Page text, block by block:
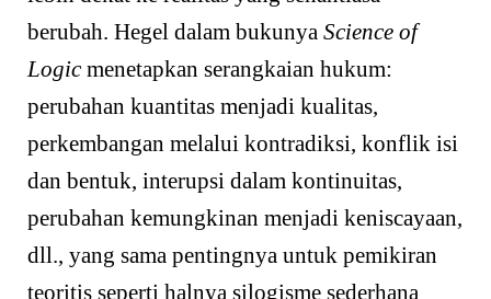
berubah. Hegel dalam bukunya Science of
Logic menetapkan serangkaian hukum:
perubahan kuantitas menjadi kualitas,
perkembangan melalui kontradiksi, konflik isi
dan bentuk, interupsi dalam kontinuitas,
perubahan kemungkinan menjadi keniscayaan,
dll., yang sama pentingnya untuk pemikiran
teoritis seperti halnya silogisme sederhana